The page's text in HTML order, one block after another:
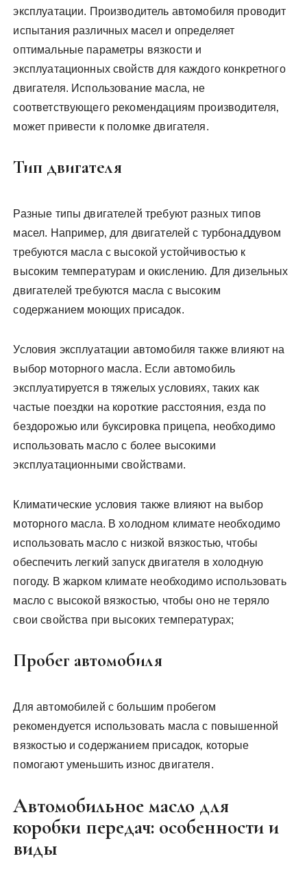
эксплуатации. Производитель автомобиля проводит
испытания различных масел и определяет
оптимальные параметры вязкости и
эксплуатационных свойств для каждого конкретного
двигателя. Использование масла‚ не
соответствующего рекомендациям производителя‚
может привести к поломке двигателя.
Тип двигателя
Разные типы двигателей требуют разных типов
масел. Например‚ для двигателей с турбонаддувом
требуются масла с высокой устойчивостью к
высоким температурам и окислению. Для дизельных
двигателей требуются масла с высоким
содержанием моющих присадок.
Условия эксплуатации автомобиля также влияют на
выбор моторного масла. Если автомобиль
эксплуатируется в тяжелых условиях‚ таких как
частые поездки на короткие расстояния‚ езда по
бездорожью или буксировка прицепа‚ необходимо
использовать масло с более высокими
эксплуатационными свойствами.
Климатические условия также влияют на выбор
моторного масла. В холодном климате необходимо
использовать масло с низкой вязкостью‚ чтобы
обеспечить легкий запуск двигателя в холодную
погоду. В жарком климате необходимо использовать
масло с высокой вязкостью‚ чтобы оно не теряло
свои свойства при высоких температурах;
Пробег автомобиля
Для автомобилей с большим пробегом
рекомендуется использовать масла с повышенной
вязкостью и содержанием присадок‚ которые
помогают уменьшить износ двигателя.
Автомобильное масло для
коробки передач: особенности и
виды